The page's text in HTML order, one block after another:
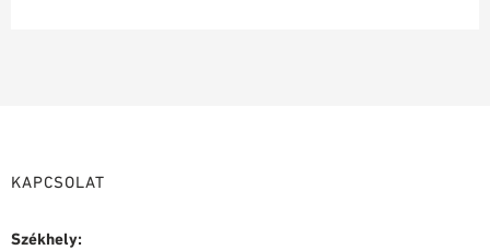
KAPCSOLAT
Székhely: